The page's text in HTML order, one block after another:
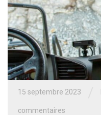
15 septembre 2023
commentaires